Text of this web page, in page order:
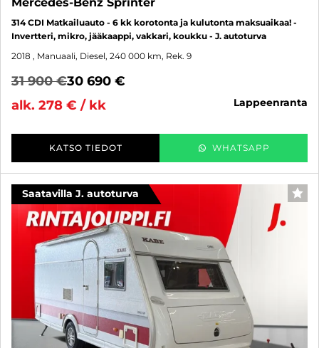
314 CDI Matkailuauto - 6 kk korotonta ja kulutonta maksuaikaa! -
Invertteri, mikro, jääkaappi, vakkari, koukku - J. autoturva
2018 , Manuaali, Diesel, 240 000 km, Rek. 9
31 900 €30 690 €
alk. 278 € / kk
lappeenranta
KATSO TIEDOT WHATSAPP
Saatavilla J. autoturva